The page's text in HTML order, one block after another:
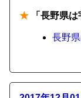
★ 「長野県
長野